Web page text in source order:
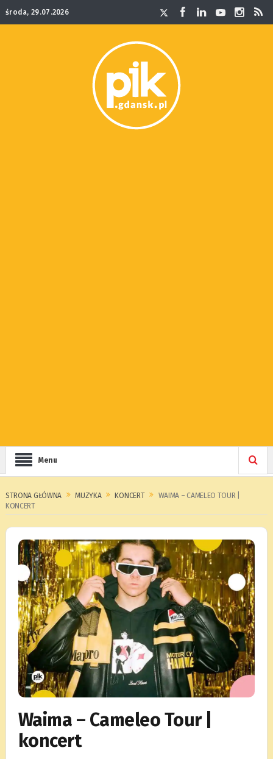
środa, 29.07.2026
Menu
STRONA GŁÓWNA MUZYKA KONCERT
WAIMA – CAMELEO TOUR |
KONCERT
Waima – Cameleo Tour |
koncert